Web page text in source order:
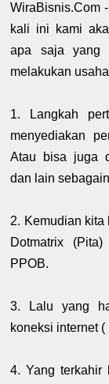
WiraBisnis.Com
kali ini kami
apa saja yang
melakukan
1. Langkah
menyediakan
Atau bisa juga
dan lain
2. Kemudian kita
Dotmatrix
PPOB.
3. Lalu yang
koneksi internet
4. Yang terkahir